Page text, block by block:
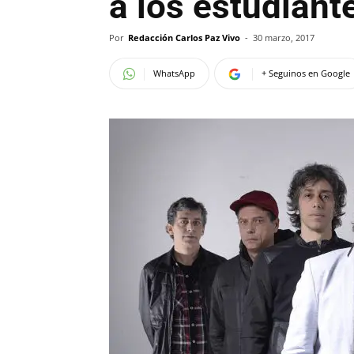
Por Redacción Carlos Paz Vivo - 30 marzo, 2017
WhatsApp + Seguinos en Google